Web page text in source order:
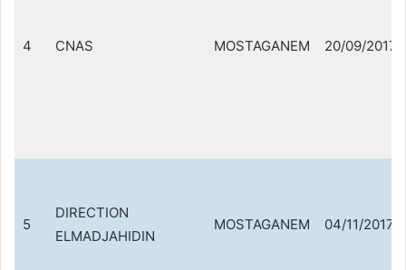
4 CNAS MOSTAGANEM 20/09/2017
5
DIRECTION
ELMADJAHIDIN
MOSTAGANEM 04/11/2017